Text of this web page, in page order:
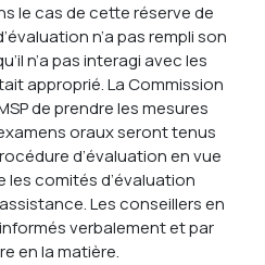
le cas de cette réserve de
n’a pas rempli son
n’a pas interagi avec les
approprié. La Commission
de prendre les mesures
oraux seront tenus
d’évaluation en vue
comités d’évaluation
Les conseillers en
verbalement et par
en la matière.